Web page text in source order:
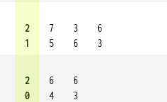
2
1
7
5
3
6
6
3
2
0
6
4
6
3